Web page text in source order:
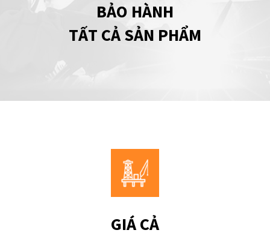
BẢO HÀNH
TẤT CẢ SẢN PHẨM
GIÁ CẢ